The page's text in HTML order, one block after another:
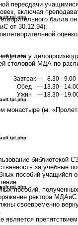
пересдачи
включая
балла
от 30.12.94).
у
столовой МДА по
Завтрак—
8.30 - 9.00
Обед
— 13.30 -
Ужин
— 18.30 -
монастыре (м.
библиотекой
за учебные
пособий учащийся
пособий,
ректора
своевременно
является